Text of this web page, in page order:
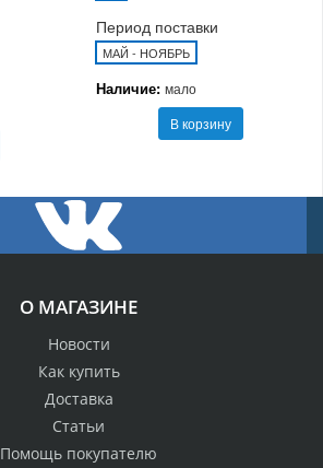
Период поставки
МАЙ - НОЯБРЬ
Наличие: мало
В корзину
О МАГАЗИНЕ
Новости
Как купить
Доставка
Статьи
Помощь покупателю